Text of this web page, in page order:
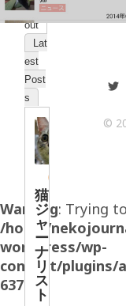
Ab
out
Lat
est
Post
s
猫
ジ
ャ
ー
ナ
リ
ス
ト
©
Warning: Trying
/home/
wordpress/wp-
content/plugins/
637